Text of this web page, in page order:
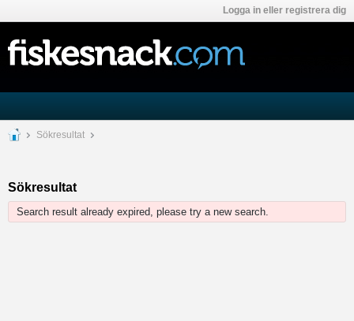
Logga in eller registrera dig
Sökresultat
Sökresultat
Search result already expired, please try a new search.